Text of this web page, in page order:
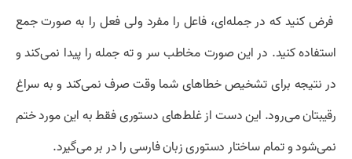
فرض کنید که در جمله‌ای، فاعل را مفرد ولی فعل را به صورت جمع
استفاده کنید. در این صورت مخاطب سر و ته جمله را پیدا نمی‌کند و
در نتیجه برای تشخیص خطا‌های شما وقت صرف نمی‌کند و به سراغ
رقیبتان می‌رود. این دست از غلط‌های دستوری فقط به این مورد ختم
نمی‌شود و تمام ساختار دستوری زبان فارسی را در بر می‌گیرد.